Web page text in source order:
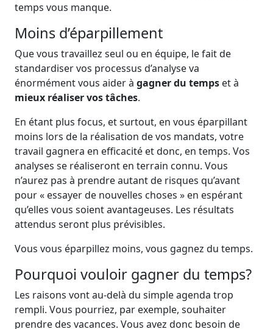
temps vous manque.
Moins d’éparpillement
Que vous travaillez seul ou en équipe, le fait de
standardiser vos processus d’analyse va
énormément vous aider à gagner du temps et à
mieux réaliser vos tâches.
En étant plus focus, et surtout, en vous éparpillant
moins lors de la réalisation de vos mandats, votre
travail gagnera en efficacité et donc, en temps. Vos
analyses se réaliseront en terrain connu. Vous
n’aurez pas à prendre autant de risques qu’avant
pour « essayer de nouvelles choses » en espérant
qu’elles vous soient avantageuses. Les résultats
attendus seront plus prévisibles.
Vous vous éparpillez moins, vous gagnez du temps.
Pourquoi vouloir gagner du temps?
Les raisons vont au-delà du simple agenda trop
rempli. Vous pourriez, par exemple, souhaiter
prendre des vacances. Vous avez donc besoin de